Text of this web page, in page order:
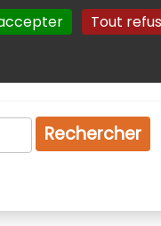
Tout
Plan du site
Rechercher